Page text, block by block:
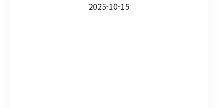
2025-10-15